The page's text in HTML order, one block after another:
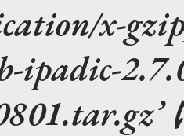
x-
ipadic-